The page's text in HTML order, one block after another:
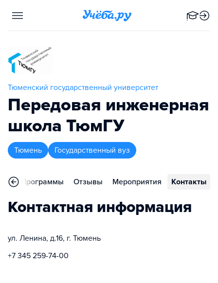
Тюменский государственный университет
Передовая инженерная
школа ТюмГУ
Тюмень Государственный вуз
Программы Отзывы Мероприятия Контакты
Контактная информация
ул. Ленина, д.16, г. Тюмень
+7 345 259-74-00